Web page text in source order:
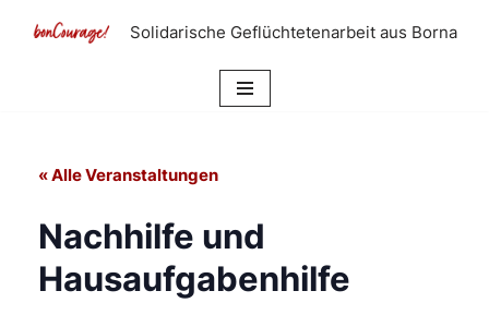
Solidarische Geflüchtetenarbeit aus Borna
« Alle Veranstaltungen
Nachhilfe und
Hausaufgabenhilfe